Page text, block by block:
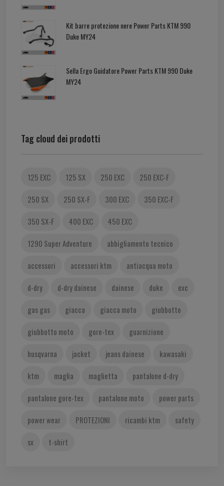
Kit barre protezione nere Power Parts KTM 990
Duke MY24
Sella Ergo Guidatore Power Parts KTM 990 Duke
MY24
Tag cloud dei prodotti
125 EXC 125 SX 250 EXC
250 EXC-F
250 SX
250 SX-F 300 EXC
350 EXC-F
350 SX-F
400 EXC
450 EXC
1290 Super Adventure
abbigliamento tecnico
accessori
accessori ktm
antiacqua moto
d-dry
d-dry dainese dainese duke
exc
gas gas
giacca giacca moto
giubbotto
giubbotto moto
gore-tex
guarnizione
husqvarna
jacket jeans dainese
kawasaki
ktm
maglia maglietta
pantalone d-dry
pantalone gore-tex
pantalone moto
power parts
power wear
PROTEZIONI ricambi ktm
safety
sx
t-shirt